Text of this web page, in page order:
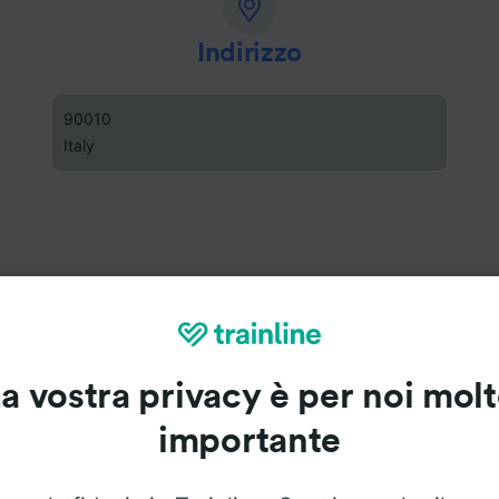
Indirizzo
90010
Italy
vostra privacy è per noi
importante